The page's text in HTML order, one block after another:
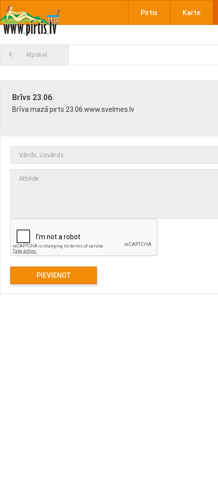
Pirtis Karte
Atpakaļ
Brīvs 23.06.
Brīva mazā pirts 23.06.www.svelmes.lv